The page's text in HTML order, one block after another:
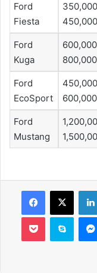
Ford
Fiesta
450,000
Ford
Kuga
800,000
Ford
EcoSport
600,000
Ford
Mustang
Facebook
X
Pocket Skype